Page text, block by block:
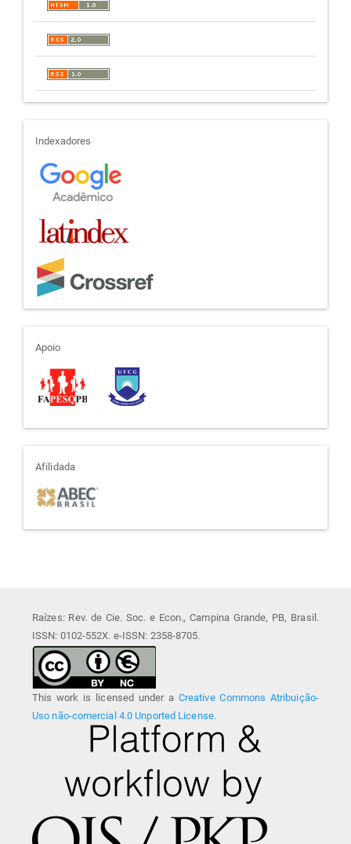
indexadores
Indexadores
apoio
Apoio
afiliada
Afilidada
Raízes: Rev. de Cie. Soc. e Econ., Campina Grande, PB, Brasil.
ISSN: 0102-552X. e-ISSN: 2358-8705.
This work is licensed under a Creative Commons Atribuição-
Uso não-comercial 4.0 Unported License.